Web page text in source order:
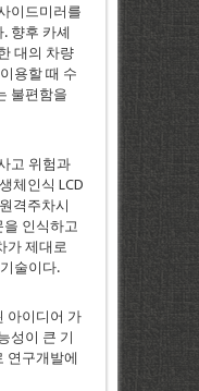
이드미러를
향후 카셰
대의 차량
용할 때 수
불편함을
고 위험과
체인식 LCD
격주차시
인식하고
가 제대로
술이다.
아이디어 가
성이 큰 기
연구개발에